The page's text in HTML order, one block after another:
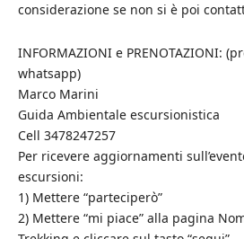
considerazione se non si è poi
INFORMAZIONI e PRENOTAZIONI:
whatsapp)
Marco Marini
Guida Ambientale escursionistica
Cell 3478247257
Per ricevere aggiornamenti
escursioni:
1) Mettere “parteciperò”
2) Mettere “mi piace” alla pagina